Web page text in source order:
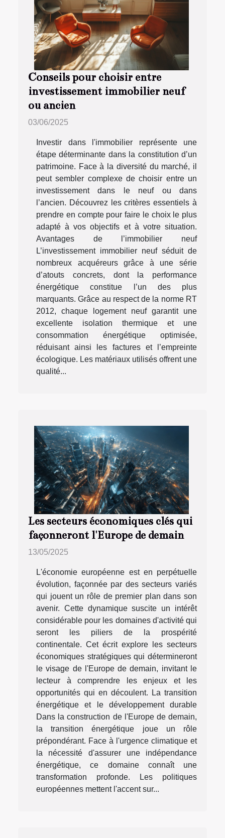
Conseils pour choisir entre
investissement immobilier neuf
ou ancien
03/06/2025
Investir dans l'immobilier représente une
étape déterminante dans la constitution d’un
patrimoine. Face à la diversité du marché, il
peut sembler complexe de choisir entre un
investissement dans le neuf ou dans
l’ancien. Découvrez les critères essentiels à
prendre en compte pour faire le choix le plus
adapté à vos objectifs et à votre situation.
Avantages de l’immobilier neuf
L’investissement immobilier neuf séduit de
nombreux acquéreurs grâce à une série
d’atouts concrets, dont la performance
énergétique constitue l’un des plus
marquants. Grâce au respect de la norme RT
2012, chaque logement neuf garantit une
excellente isolation thermique et une
consommation énergétique optimisée,
réduisant ainsi les factures et l’empreinte
écologique. Les matériaux utilisés offrent une
qualité...
Les secteurs économiques clés qui
façonneront l'Europe de demain
13/05/2025
L'économie européenne est en perpétuelle
évolution, façonnée par des secteurs variés
qui jouent un rôle de premier plan dans son
avenir. Cette dynamique suscite un intérêt
considérable pour les domaines d'activité qui
seront les piliers de la prospérité
continentale. Cet écrit explore les secteurs
économiques stratégiques qui détermineront
le visage de l'Europe de demain, invitant le
lecteur à comprendre les enjeux et les
opportunités qui en découlent. La transition
énergétique et le développement durable
Dans la construction de l'Europe de demain,
la transition énergétique joue un rôle
prépondérant. Face à l'urgence climatique et
la nécessité d'assurer une indépendance
énergétique, ce domaine connaît une
transformation profonde. Les politiques
européennes mettent l'accent sur...